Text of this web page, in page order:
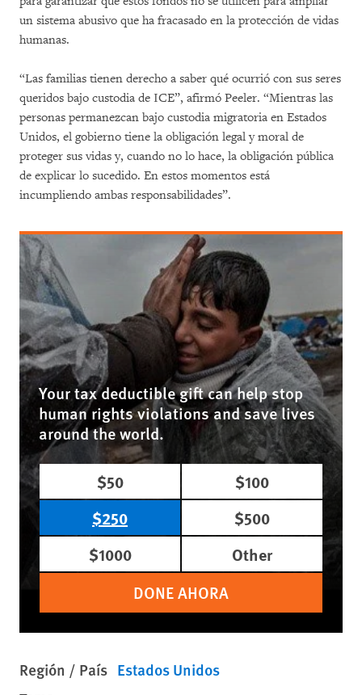
un sistema abusivo que ha fracasado en la protección de vidas
humanas.
“Las familias tienen derecho a saber qué ocurrió con sus seres
queridos bajo custodia de ICE”, afirmó Peeler. “Mientras las
personas permanezcan bajo custodia migratoria en Estados
Unidos, el gobierno tiene la obligación legal y moral de
proteger sus vidas y, cuando no lo hace, la obligación pública
de explicar lo sucedido. En estos momentos está
incumpliendo ambas responsabilidades”.
Your tax deductible gift can help stop
human rights violations and save lives
around the world.
$50
$100
$250
$500
$1000
Other
DONE AHORA
Región / País Estados Unidos